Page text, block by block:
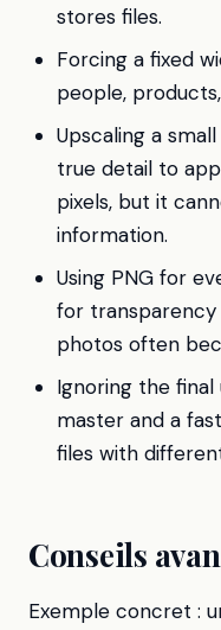
stores files.
Forcing a fixed
people,
Upscaling a
true detail to
pixels, but it
information.
Using PNG for
for transparency
photos often
Ignoring the
master and a
files with
Conseils
Exemple concret :